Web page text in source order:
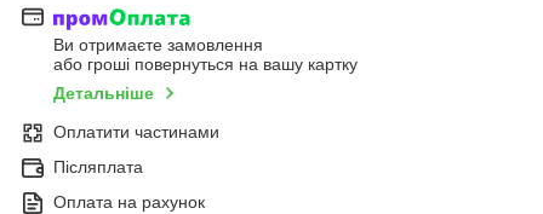
Ви отримаєте замовлення
або гроші повернуться на вашу картку
Детальніше
Оплатити частинами
Післяплата
Оплата на рахунок